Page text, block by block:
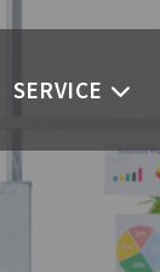
SERVICE